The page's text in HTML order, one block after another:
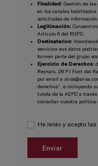
Finalidad: Gestión de
en los canales
solicitudes de información
Legitimación:
Artículo 6 del RGPD.
Destinatarios:
servicios sus datos
formen parte del grupo
Ejercicio de Derechos:
Reynals, 28 P.I Font del
por email a
derechos”, e incluyendo
tutela de la AEPD a
consultar nuestra política
He leído y acepto las